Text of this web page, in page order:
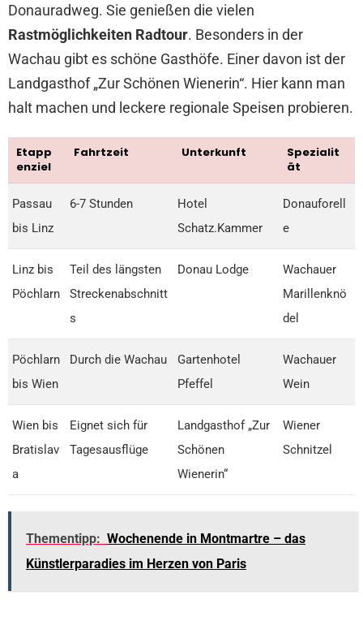
Donauradweg. Sie genießen die vielen
Rastmöglichkeiten Radtour. Besonders in der
Wachau gibt es schöne Gasthöfe. Einer davon ist der
Landgasthof „Zur Schönen Wienerin“. Hier kann man
halt machen und leckere regionale Speisen probieren.
Etapp
enziel
Fahrtzeit Unterkunft
Spezialit
ät
Passau
bis Linz
6-7 Stunden
Hotel
Schatz.Kammer
Donauforell
e
Linz bis
Pöchlarn
Teil des längsten
Streckenabschnitt
s
Donau Lodge
Wachauer
Marillenknö
del
Pöchlarn
bis Wien
Durch die Wachau
Gartenhotel
Pfeffel
Wachauer
Wein
Wien bis
Bratislav
a
Eignet sich für
Tagesausflüge
Landgasthof „Zur
Schönen
Wienerin“
Wiener
Schnitzel
Thementipp: Wochenende in Montmartre – das
Künstlerparadies im Herzen von Paris